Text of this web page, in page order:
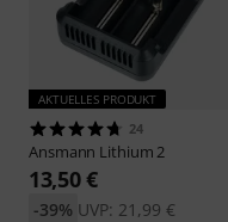
AKTUELLES PRODUKT
24
Ansmann Lithium 2
13,50 €
UVP: 21,99 €
-39%